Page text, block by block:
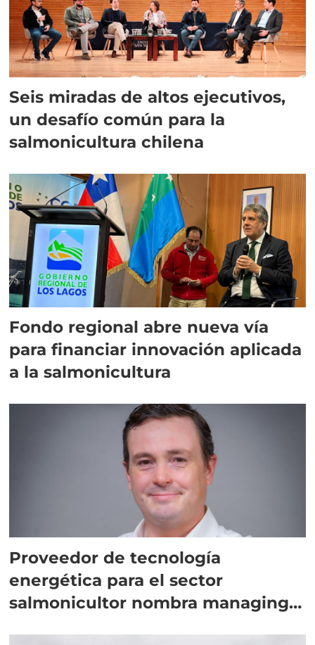
Seis miradas de altos ejecutivos,
un desafío común para la
salmonicultura chilena
Fondo regional abre nueva vía
para financiar innovación aplicada
a la salmonicultura
Proveedor de tecnología
energética para el sector
salmonicultor nombra managing